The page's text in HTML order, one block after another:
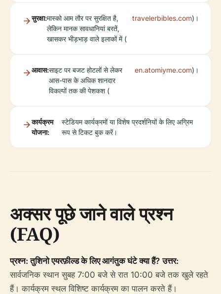
सुरक्षा:मास्को आम तौर पर सुरक्षित है,
लेकिन मानक सावधानियां बरतें,
खासकर भीड़भाड़ वाले इलाकों में (
travelerbibles.com)।
आवास:साइट पर बजट होटलों से लेकर
आस-पास के अधिक शानदार
विकल्पों तक की पेशकश (
en.atomiyme.com)।
कार्यक्रम
योजना:
स्टेडियम कार्यक्रमों या विशेष प्रदर्शनियों के लिए अग्रिम
रूप से टिकट बुक करें।
अक्सर पूछे जाने वाले प्रश्न
(FAQ)
प्रश्न: तुशिनो एयरफ़ील्ड के लिए आगंतुक घंटे क्या हैं? उत्तर:
सार्वजनिक स्थान सुबह 7:00 बजे से रात 10:00 बजे तक खुले रहते
हैं। कार्यक्रम स्थल विशिष्ट कार्यक्रम का पालन करते हैं।